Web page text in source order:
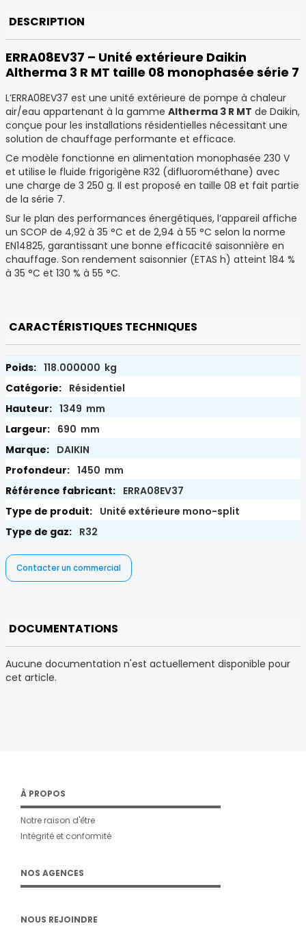
DESCRIPTION
ERRA08EV37 – Unité extérieure Daikin
Altherma 3 R MT taille 08 monophasée série 7
L’ERRA08EV37 est une unité extérieure de pompe à chaleur
air/eau appartenant à la gamme Altherma 3 R MT de Daikin,
conçue pour les installations résidentielles nécessitant une
solution de chauffage performante et efficace.
Ce modèle fonctionne en alimentation monophasée 230 V
et utilise le fluide frigorigène R32 (difluorométhane) avec
une charge de 3 250 g. Il est proposé en taille 08 et fait partie
de la série 7.
Sur le plan des performances énergétiques, l’appareil affiche
un SCOP de 4,92 à 35 °C et de 2,94 à 55 °C selon la norme
EN14825, garantissant une bonne efficacité saisonnière en
chauffage. Son rendement saisonnier (ETAS h) atteint 184 %
à 35 °C et 130 % à 55 °C.
CARACTÉRISTIQUES TECHNIQUES
118.000000 kg
Résidentiel
1349 mm
690 mm
DAIKIN
1450 mm
ERRA08EV37
Unité extérieure mono-split
R32
Contacter un commercial
DOCUMENTATIONS
Aucune documentation n'est actuellement disponible pour
cet article.
À PROPOS
Notre raison d'être
Intégrité et conformité
NOS AGENCES
NOUS REJOINDRE